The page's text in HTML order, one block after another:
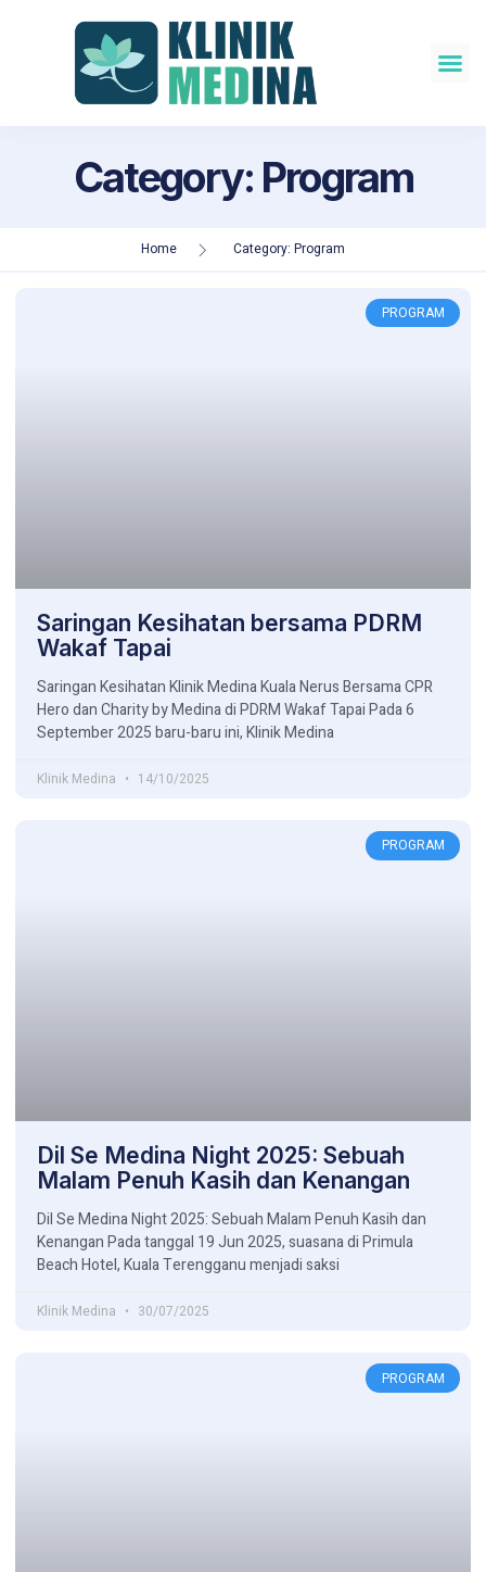
Category: Program
Home Category: Program
PROGRAM
Saringan Kesihatan bersama PDRM
Wakaf Tapai
Saringan Kesihatan Klinik Medina Kuala Nerus Bersama CPR
Hero dan Charity by Medina di PDRM Wakaf Tapai Pada 6
September 2025 baru-baru ini, Klinik Medina
Klinik Medina 14/10/2025
PROGRAM
Dil Se Medina Night 2025: Sebuah
Malam Penuh Kasih dan Kenangan
Dil Se Medina Night 2025: Sebuah Malam Penuh Kasih dan
Kenangan Pada tanggal 19 Jun 2025, suasana di Primula
Beach Hotel, Kuala Terengganu menjadi saksi
Klinik Medina 30/07/2025
PROGRAM